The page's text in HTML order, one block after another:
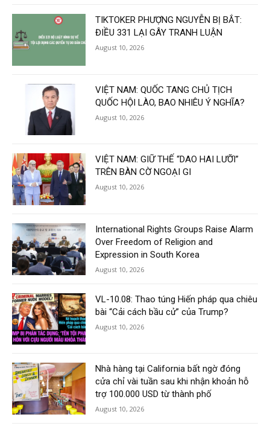
TIKTOKER PHƯỢNG NGUYỄN BỊ BẮT:
ĐIỀU 331 LẠI GÂY TRANH LUẬN
August 10, 2026
VIỆT NAM: QUỐC TANG CHỦ TỊCH
QUỐC HỘI LÀO, BAO NHIÊU Ý NGHĨA?
August 10, 2026
VIỆT NAM: GIỮ THẾ “DAO HAI LƯỠI”
TRÊN BÀN CỜ NGOẠI GI
August 10, 2026
International Rights Groups Raise Alarm
Over Freedom of Religion and
Expression in South Korea
August 10, 2026
VL-10.08: Thao túng Hiến pháp qua chiêu
bài “Cải cách bầu cử” của Trump?
August 10, 2026
Nhà hàng tại California bất ngờ đóng
cửa chỉ vài tuần sau khi nhận khoản hỗ
trợ 100.000 USD từ thành phố
August 10, 2026